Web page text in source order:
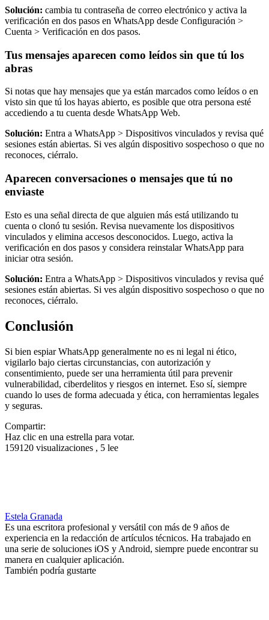
Solución: cambia tu contraseña de correo electrónico y activa la
verificación en dos pasos en WhatsApp desde Configuración >
Cuenta > Verificación en dos pasos.
Tus mensajes aparecen como leídos sin que tú los
abras
Si notas que hay mensajes que ya están marcados como leídos o en
visto sin que tú los hayas abierto, es posible que otra persona esté
accediendo a tu cuenta desde WhatsApp Web.
Solución: Entra a WhatsApp > Dispositivos vinculados y revisa qué
sesiones están abiertas. Si ves algún dispositivo sospechoso o que no
reconoces, ciérralo.
Aparecen conversaciones o mensajes que tú no
enviaste
Esto es una señal directa de que alguien más está utilizando tu
cuenta o clonó tu sesión. Revisa nuevamente los dispositivos
vinculados y elimina accesos desconocidos. Luego, activa la
verificación en dos pasos y considera reinstalar WhatsApp para
iniciar otra sesión.
Solución: Entra a WhatsApp > Dispositivos vinculados y revisa qué
sesiones están abiertas. Si ves algún dispositivo sospechoso o que no
reconoces, ciérralo.
Conclusión
Si bien espiar WhatsApp generalmente no es ni legal ni ético,
vigilarlo bajo ciertas circunstancias, con autorización y
consentimiento, puede ser una herramienta útil para prevenir
vulnerabilidad, ciberdelitos y riesgos en internet. Eso sí, siempre
cuando lo uses de forma adecuada y ética, con herramientas legales
y seguras.
Compartir:
Haz clic en una estrella para votar.
159120 visualizaciones , 5 lee
Estela Granada
Es una escritora profesional y versátil con más de 9 años de
experiencia en la redacción de artículos técnicos. Ha trabajado en
una serie de soluciones iOS y Android, siempre puede encontrar su
manera en cualquier aplicación.
También podría gustarte